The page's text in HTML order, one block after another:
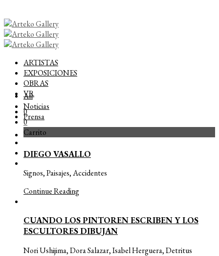
ARTISTAS
EXPOSICIONES
OBRAS
VR
0
0
Carrito
All
Noticias
Prensa
DIEGO VASALLO
Signos, Paisajes, Accidentes
Continue Reading
CUANDO LOS PINTOREN ESCRIBEN Y LOS
ESCULTORES DIBUJAN
Nori Ushijima, Dora Salazar, Isabel Herguera, Detritus